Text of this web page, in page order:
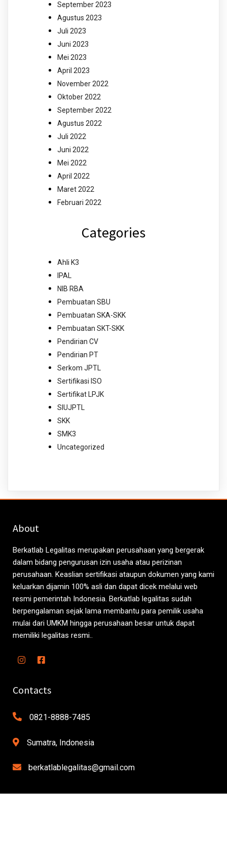
September 2023
Agustus 2023
Juli 2023
Juni 2023
Mei 2023
April 2023
November 2022
Oktober 2022
September 2022
Agustus 2022
Juli 2022
Juni 2022
Mei 2022
April 2022
Maret 2022
Februari 2022
Categories
Ahli K3
IPAL
NIB RBA
Pembuatan SBU
Pembuatan SKA-SKK
Pembuatan SKT-SKK
Pendirian CV
Pendirian PT
Serkom JPTL
Sertifikasi ISO
Sertifikat LPJK
SIUJPTL
SKK
SMK3
Uncategorized
About
Berkatlab Legalitas merupakan perusahaan yang bergerak
dalam bidang pengurusan izin usaha atau perizinan
perusahaan. Keaslian sertifikasi ataupun dokumen yang kami
keluarkan dijamin 100% asli dan dapat dicek melalui web
resmi pemerintah Indonesia. Berkatlab legalitas sudah
berpengalaman sejak lama membantu para pemilik usaha
mulai dari UMKM hingga perusahaan besar untuk dapat
memiliki legalitas resmi..
Contacts
0821-8888-7485
Sumatra, Indonesia
berkatlablegalitas@gmail.com